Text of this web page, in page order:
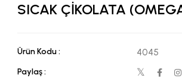
SICAK ÇİKOLATA
Ürün Kodu : 4045
Paylaş :